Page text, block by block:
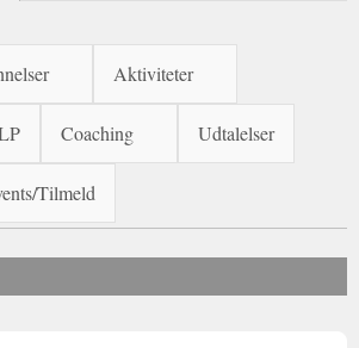
Aktiviteter
Coaching Udtalelser
Tilmeld